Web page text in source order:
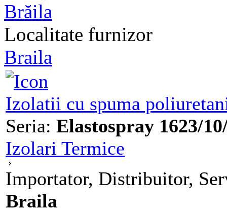
Brăila
Localitate furnizor
Braila
Izolatii cu spuma
Seria: Elastospray 1623/
Izolari Termice
Importator, Distribuitor,
Braila